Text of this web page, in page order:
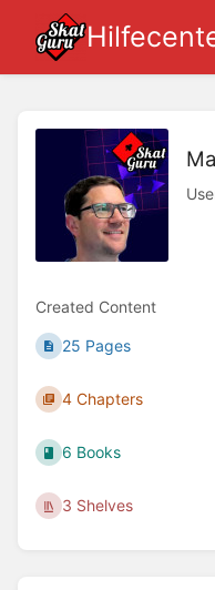
Created Content
25 Pages
4 Chapters
6 Books
3 Shelves